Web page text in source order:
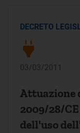
DECRETO
03/03/2011
Attuazione
2009/28/
dell'uso